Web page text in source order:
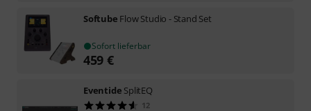
Softube Flow Studio - Stand Set
Sofort lieferbar
459 €
Eventide SplitEQ
12